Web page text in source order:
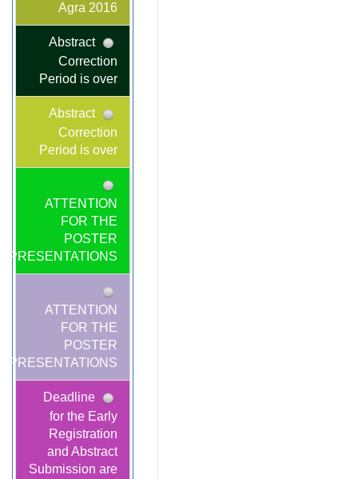
Agra 2016
Abstract
Correction
Period is over
Abstract
Correction
Period is over
ATTENTION
FOR THE
POSTER
PRESENTATIONS!
ATTENTION
FOR THE
POSTER
PRESENTATIONS!
Deadline
for the Early
Registration
and Abstract
Submission are